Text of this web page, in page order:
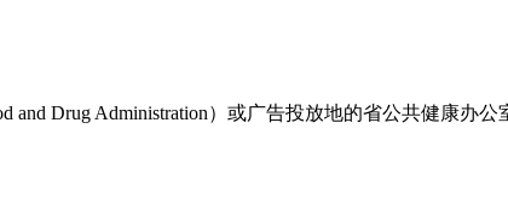
Drug Administration）或广告投放地的省公共健康办公室